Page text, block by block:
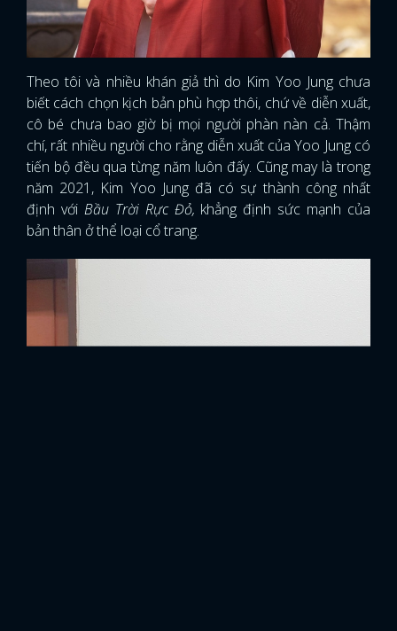
Theo tôi và nhiều khán giả thì do Kim Yoo Jung chưa
biết cách chọn kịch bản phù hợp thôi, chứ về diễn xuất,
cô bé chưa bao giờ bị mọi người phàn nàn cả. Thậm
chí, rất nhiều người cho rằng diễn xuất của Yoo Jung có
tiến bộ đều qua từng năm luôn đấy. Cũng may là trong
năm 2021, Kim Yoo Jung đã có sự thành công nhất
định với Bầu Trời Rực Đỏ, khẳng định sức mạnh của
bản thân ở thể loại cổ trang.